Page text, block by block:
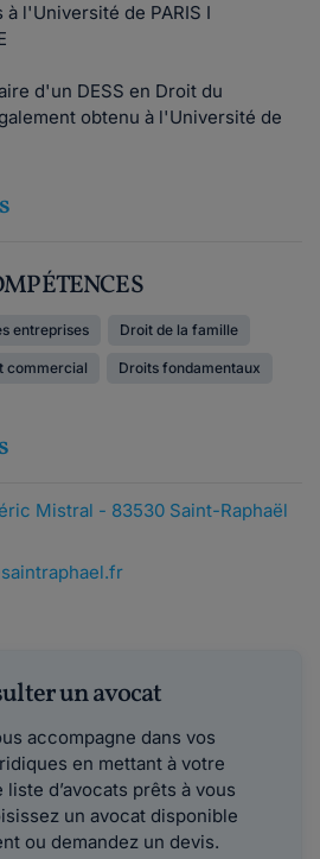
l'Université de PARIS I
d'un DESS en Droit du
obtenu à l'Université de
entreprises Droit de la famille
commercial Droits fondamentaux
Mistral - 83530 Saint-Raphaël
un avocat
accompagne dans vos
en mettant à votre
d’avocats prêts à vous
un avocat disponible
ou demandez un devis.